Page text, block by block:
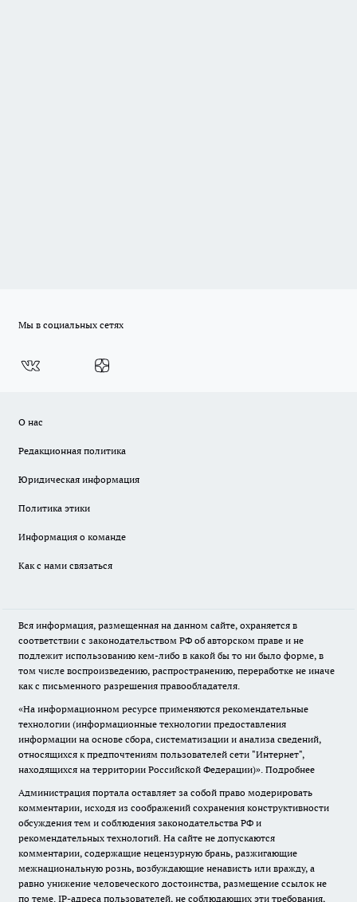
Мы в социальных сетях
О нас
Редакционная политика
Юридическая информация
Политика этики
Информация о команде
Как с нами связаться
Вся информация, размещенная на данном сайте, охраняется в
соответствии с законодательством РФ об авторском праве и не
подлежит использованию кем-либо в какой бы то ни было форме, в
том числе воспроизведению, распространению, переработке не иначе
как с письменного разрешения правообладателя.
«На информационном ресурсе применяются рекомендательные
технологии (информационные технологии предоставления
информации на основе сбора, систематизации и анализа сведений,
относящихся к предпочтениям пользователей сети "Интернет",
находящихся на территории Российской Федерации)». Подробнее
Администрация портала оставляет за собой право модерировать
комментарии, исходя из соображений сохранения конструктивности
обсуждения тем и соблюдения законодательства РФ и
рекомендательных технологий. На сайте не допускаются
комментарии, содержащие нецензурную брань, разжигающие
межнациональную рознь, возбуждающие ненависть или вражду, а
равно унижение человеческого достоинства, размещение ссылок не
по теме. IP-адреса пользователей, не соблюдающих эти требования,